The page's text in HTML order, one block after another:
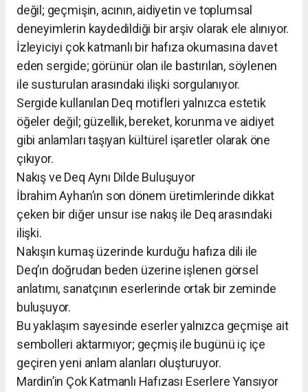
değil; geçmişin, acının, aidiyetin ve toplumsal
deneyimlerin kaydedildiği bir arşiv olarak ele alınıyor.
İzleyiciyi çok katmanlı bir hafıza okumasına davet
eden sergide; görünür olan ile bastırılan, söylenen
ile susturulan arasındaki ilişki sorgulanıyor.
Sergide kullanılan Deq motifleri yalnızca estetik
öğeler değil; güzellik, bereket, korunma ve aidiyet
gibi anlamları taşıyan kültürel işaretler olarak öne
çıkıyor.
Nakış ve Deq Aynı Dilde Buluşuyor
İbrahim Ayhan’ın son dönem üretimlerinde dikkat
çeken bir diğer unsur ise nakış ile Deq arasındaki
ilişki.
Nakışın kumaş üzerinde kurduğu hafıza dili ile
Deq’ın doğrudan beden üzerine işlenen görsel
anlatımı, sanatçının eserlerinde ortak bir zeminde
buluşuyor.
Bu yaklaşım sayesinde eserler yalnızca geçmişe ait
sembolleri aktarmıyor; geçmiş ile bugünü iç içe
geçiren yeni anlam alanları oluşturuyor.
Mardin’in Çok Katmanlı Hafızası Eserlere Yansıyor